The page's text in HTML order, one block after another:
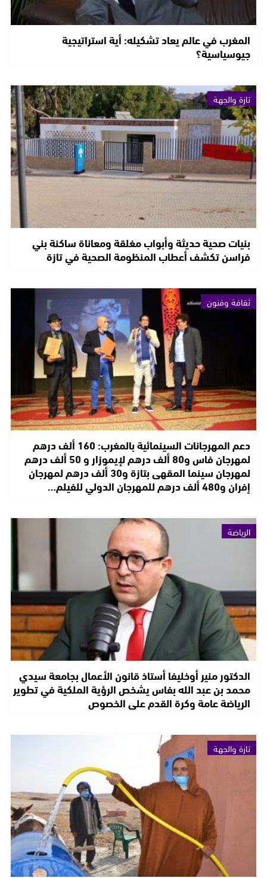
المغرب في عالم يعاد تشكيله: أية استراتيجية
جيوسياسية؟
تازة والجهة
بنيات صحية حديثة وأبواب مغلقة ومعاناة ساكنة بني
فراسن تكشف أعطاب المنظومة الصحية في تازة
ثقافة وفنون
دعم المهرجانات السينمائية بالمغرب: 160 ألف درهم
لمهرجان فاس و80 ألف درهم لإيموزار و 50 ألف درهم
لمهرجان سينما المقهى بتازة و30 ألف درهم لمهرجان
إفران و480 ألف درهم للمهرجان الدولي للفيلم…
الرياضة
الدكتور منير أوخليفا أستاذ قانون الأعمال بجامعة سيدي
محمد بن عبد الله بفاس يشخص الرؤية الملكية في تطوير
الرياضة عامة وكرة القدم على الخصوص
تازة والجهة